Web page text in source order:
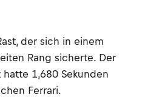
der sich in einem
Rang sicherte. Der
1,680 Sekunden
Ferrari.